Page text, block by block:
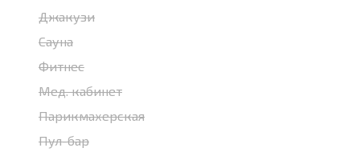
Джакузи
Сауна
Фитнес
Мед. кабинет
Парикмахерская
Пул-бар